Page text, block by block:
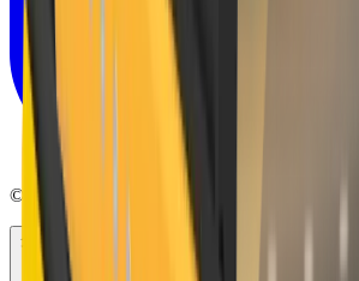
© 2025 MB Crusher Japan. All rights reserved.
クラッシャー